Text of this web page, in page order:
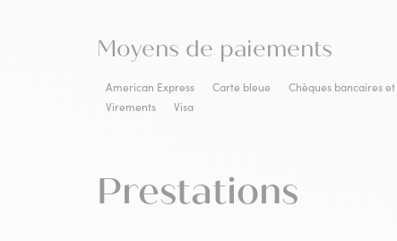
Moyens de paiements
American Express Carte bleue Chèques bancaires
Virements
Visa
Prestations